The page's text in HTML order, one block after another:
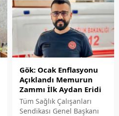
Gök: Ocak Enflasyonu
Açıklandı Memurun
Zammı İlk Aydan Eridi
Tüm Sağlık Çalışanları
Sendikası Genel Başkanı